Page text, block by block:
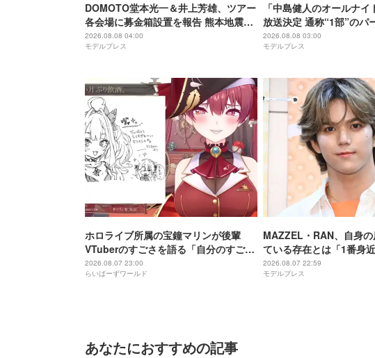
DOMOTO堂本光一＆井上芳雄、ツアー
各会場に募金箱設置を報告 熊本地震受
け「ステージから元気を届けられる形
になれば」
2026.08.08 04:00
モデルプレス
「中島健人のオールナイ
放送決定 通称“1部”のパ
初担当
2026.08.08 03:00
モデルプレス
ホロライブ所属の宝鐘マリンが後輩
VTuberのすごさを語る「自分のすごさ
に気づいてない」
2026.08.07 23:00
らいばーずワールド
MAZZEL・RAN、自身
ている存在とは「1番身
存在」
2026.08.07 22:59
モデルプレス
あなたにおすすめの記事